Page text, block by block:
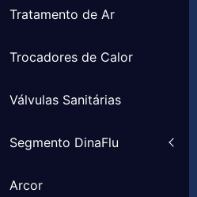
Tratamento de Ar
Trocadores de Calor
Válvulas Sanitárias
Segmento DinaFlu
Arcor